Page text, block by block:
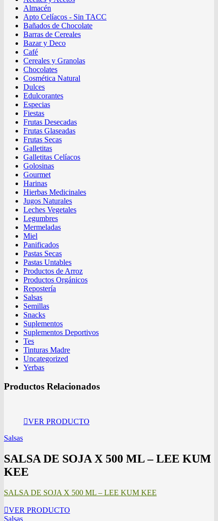
Almacén
Apto Celíacos - Sin TACC
Bañados de Chocolate
Barras de Cereales
Bazar y Deco
Café
Cereales y Granolas
Chocolates
Cosmética Natural
Dulces
Edulcorantes
Especias
Fiestas
Frutas Desecadas
Frutas Glaseadas
Frutas Secas
Galletitas
Galletitas Celíacos
Golosinas
Gourmet
Harinas
Hierbas Medicinales
Jugos Naturales
Leches Vegetales
Legumbres
Mermeladas
Miel
Panificados
Pastas Secas
Pastas Untables
Productos de Arroz
Productos Orgánicos
Repostería
Salsas
Semillas
Snacks
Suplementos
Suplementos Deportivos
Tes
Tinturas Madre
Uncategorized
Yerbas
Productos Relacionados
VER PRODUCTO
Salsas
SALSA DE SOJA X 500 ML – LEE KUM
KEE
SALSA DE SOJA X 500 ML – LEE KUM KEE
VER PRODUCTO
Salsas